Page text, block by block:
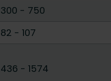
300 - 750
82 - 107
436 - 1574